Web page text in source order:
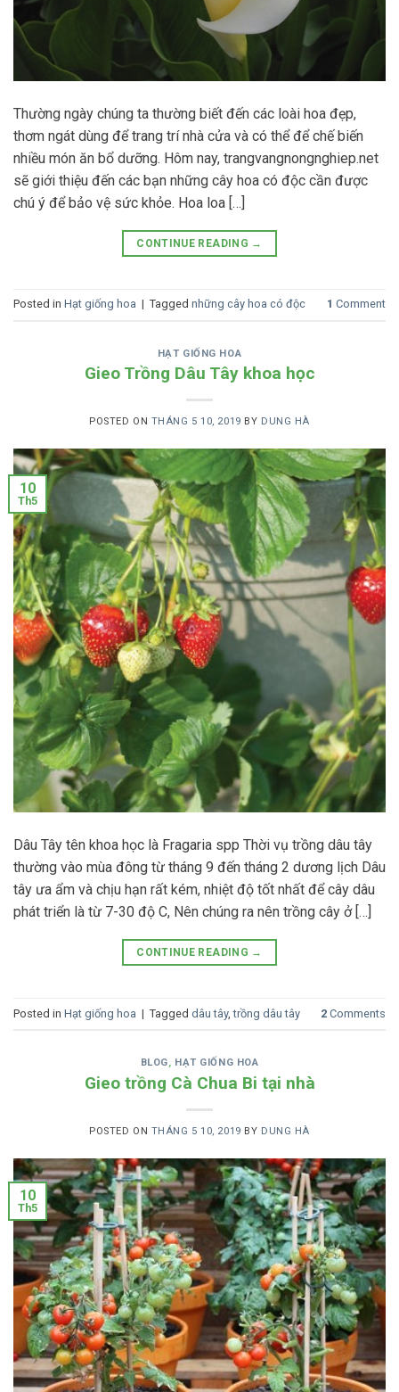
Thường ngày chúng ta thường biết đến các loài hoa đẹp,
thơm ngát dùng để trang trí nhà cửa và có thể để chế biến
nhiều món ăn bổ dưỡng. Hôm nay, trangvangnongnghiep.net
sẽ giới thiệu đến các bạn những cây hoa có độc cần được
chú ý để bảo vệ sức khỏe. Hoa loa […]
CONTINUE READING →
Posted in Hạt giống hoa | Tagged những cây hoa có độc 1 Comment
HẠT GIỐNG HOA
Gieo Trồng Dâu Tây khoa học
POSTED ON THÁNG 5 10, 2019 BY DUNG HÀ
10
Th5
Dâu Tây tên khoa học là Fragaria spp Thời vụ trồng dâu tây
thường vào mùa đông từ tháng 9 đến tháng 2 dương lịch Dâu
tây ưa ẩm và chịu hạn rất kém, nhiệt độ tốt nhất để cây dâu
phát triển là từ 7-30 độ C, Nên chúng ra nên trồng cây ở […]
CONTINUE READING →
Posted in Hạt giống hoa | Tagged dâu tây,trồng dâu tây 2 Comments
BLOG, HẠT GIỐNG HOA
Gieo trồng Cà Chua Bi tại nhà
POSTED ON THÁNG 5 10, 2019 BY DUNG HÀ
10
Th5